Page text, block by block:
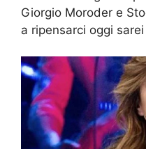
Giorgio Moroder e
a ripensarci oggi